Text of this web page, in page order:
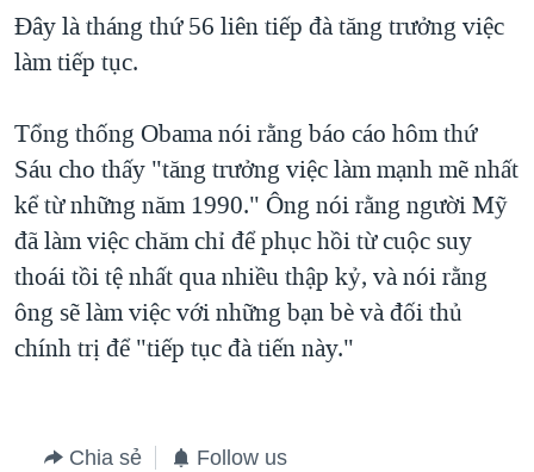
Đây là tháng thứ 56 liên tiếp đà tăng trưởng việc
làm tiếp tục.
Tổng thống Obama nói rằng báo cáo hôm thứ
Sáu cho thấy "tăng trưởng việc làm mạnh mẽ nhất
kể từ những năm 1990." Ông nói rằng người Mỹ
đã làm việc chăm chỉ để phục hồi từ cuộc suy
thoái tồi tệ nhất qua nhiều thập kỷ, và nói rằng
ông sẽ làm việc với những bạn bè và đối thủ
chính trị để "tiếp tục đà tiến này."
Chia sẻ Follow us